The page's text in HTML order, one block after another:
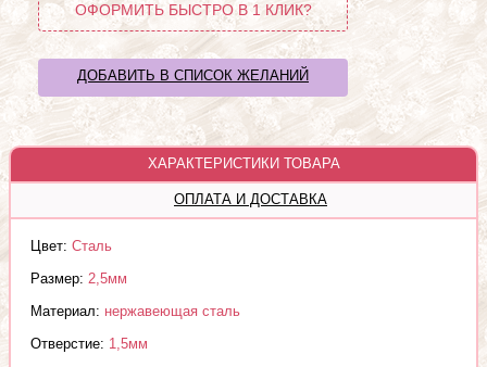
ОФОРМИТЬ БЫСТРО В 1 КЛИК?
ДОБАВИТЬ В СПИСОК ЖЕЛАНИЙ
ХАРАКТЕРИСТИКИ ТОВАРА
ОПЛАТА И ДОСТАВКА
Цвет: Сталь
Размер: 2,5мм
Материал: нержавеющая сталь
Отверстие: 1,5мм